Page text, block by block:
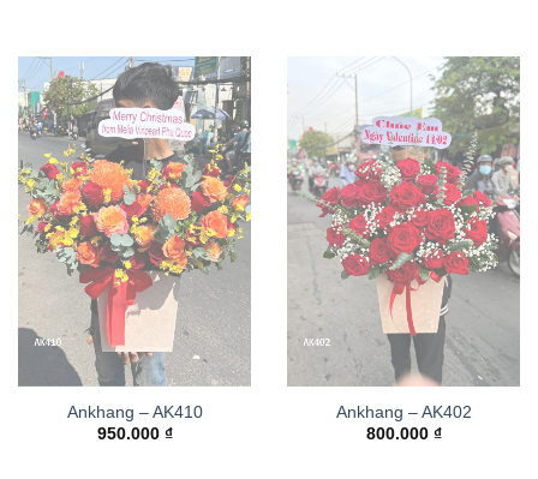
Ankhang – AK410
950.000 ₫
Ankhang – AK402
800.000 ₫